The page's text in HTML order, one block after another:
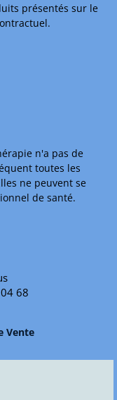
présentés sur le
n'a pas de
toutes les
ne peuvent se
de santé.
68
Vente